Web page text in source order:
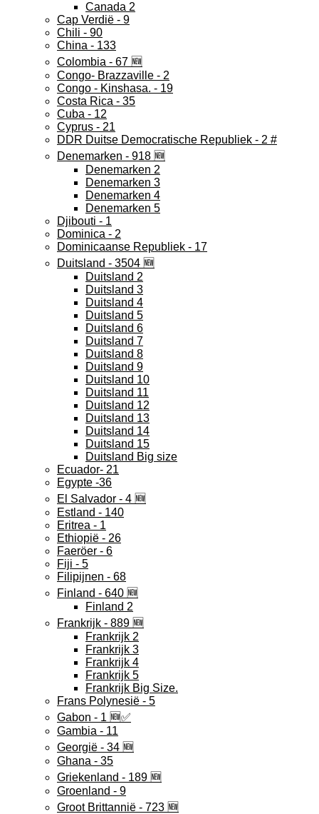
Canada 2
Cap Verdië - 9
Chili - 90
China - 133
Colombia - 67 🆕
Congo- Brazzaville - 2
Congo - Kinshasa. - 19
Costa Rica - 35
Cuba - 12
Cyprus - 21
DDR Duitse Democratische Republiek - 2 #
Denemarken - 918 🆕
Denemarken 2
Denemarken 3
Denemarken 4
Denemarken 5
Djibouti - 1
Dominica - 2
Dominicaanse Republiek - 17
Duitsland - 3504 🆕
Duitsland 2
Duitsland 3
Duitsland 4
Duitsland 5
Duitsland 6
Duitsland 7
Duitsland 8
Duitsland 9
Duitsland 10
Duitsland 11
Duitsland 12
Duitsland 13
Duitsland 14
Duitsland 15
Duitsland Big size
Ecuador- 21
Egypte -36
El Salvador - 4 🆕
Estland - 140
Eritrea - 1
Ethiopië - 26
Faeröer - 6
Fiji - 5
Filipijnen - 68
Finland - 640 🆕
Finland 2
Frankrijk - 889 🆕
Frankrijk 2
Frankrijk 3
Frankrijk 4
Frankrijk 5
Frankrijk Big Size.
Frans Polynesië - 5
Gabon - 1 🆕✅
Gambia - 11
Georgië - 34 🆕
Ghana - 35
Griekenland - 189 🆕
Groenland - 9
Groot Brittannië - 723 🆕